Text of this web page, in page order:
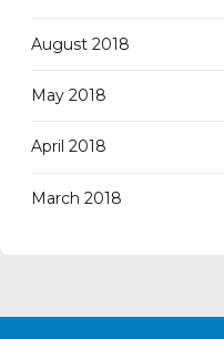
August 2018
May 2018
April 2018
March 2018